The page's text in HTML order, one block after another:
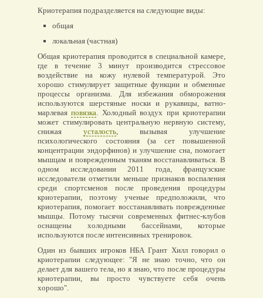
Криотерапия подразделяется на следующие виды:
общая
локальная (частная)
Общая криотерапия проводится в специальной камере,
где в течение 3 минут производится стрессовое
воздействие на кожу нулевой температурой. Это
хорошо стимулирует защитные функции и обменные
процессы организма. Для избежания обморожения
используются шерстяные носки и рукавицы, ватно-
марлеваяповязка. Холодный воздух при криотерапии
может стимулировать центральную нервную систему,
снижая усталость, вызывая улучшение
психологического состояния (за сет повышенной
концентрации эндорфинов) и улучшение сна, помогает
мышцам и поврежденным тканям восстанавливаться. В
одном исследовании 2011 года, французские
исследователи отметили меньше признаков воспаления
среди спортсменов после проведения процедуры
криотерапии, поэтому ученые предположили, что
криотерапия, помогает восстанавливать поврежденные
мышцы. Потому тысячи современных фитнес-клубов
оснащены холодными бассейнами, которые
используются после интенсивных тренировок.
Один из бывших игроков НБА Грант Хилл говорил о
криотерапии следующее: "Я не знаю точно, что он
делает для вашего тела, но я знаю, что после процедуры
криотерапии, вы просто чувствуете себя очень
хорошо".